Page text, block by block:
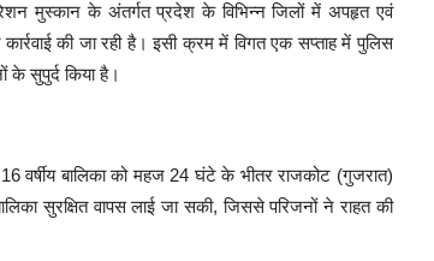
मुस्कान के अंतर्गत प्रदेश के विभिन्न जिलों में अपहृत एवं
की जा रही है। इसी क्रम में विगत एक सप्‍ताह में पुलिस
के सुपुर्द किया है।
वर्षीय बालिका को महज 24 घंटे के भीतर राजकोट (गुजरात)
सुरक्षित वापस लाई जा सकी, जिससे परिजनों ने राहत की